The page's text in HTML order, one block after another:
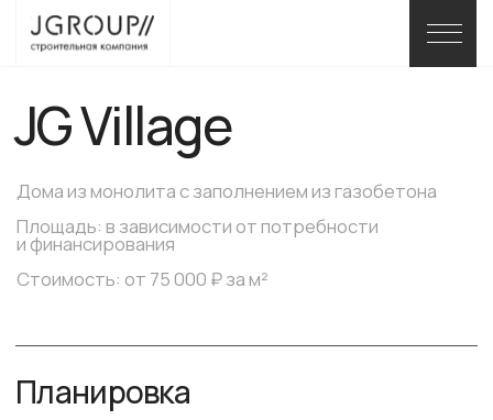
Дома из монолита с заполнением из газобетона
Площадь: в зависимости от потребности
Стоимость: от 75 000 ₽ за м²
Планировка